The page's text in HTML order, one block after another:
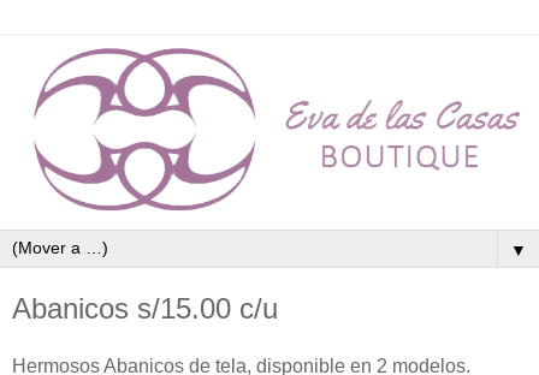
▼
Abanicos s/15.00 c/u
Hermosos Abanicos de tela, disponible en 2 modelos.